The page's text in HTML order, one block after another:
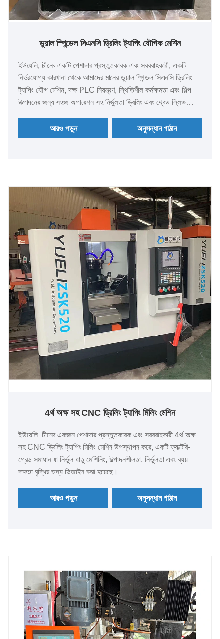
ডুয়াল স্পিন্ডেল সিএনসি ড্রিলিং ট্যাপিং যৌগিক মেশিন
ইউয়েলি, চীনের একটি পেশাদার প্রস্তুতকারক এবং সরবরাহকারী, একটি
নির্ভরযোগ্য কারখানা থেকে আমাদের মানের ডুয়াল স্পিন্ডল সিএনসি ড্রিলিং
ট্যাপিং যৌগ মেশিন, দক্ষ PLC নিয়ন্ত্রণ, স্থিতিশীল কর্মক্ষমতা এবং শিল্প
উত্পাদনের জন্য সহজ অপারেশন সহ নির্ভুলতা ড্রিলিং এবং থ্রেড স্লিভ
আরও পড়ুন
অনুসন্ধান পাঠান
4র্থ অক্ষ সহ CNC ড্রিলিং ট্যাপিং মিলিং মেশিন
ইউয়েলি, চীনের একজন পেশাদার প্রস্তুতকারক এবং সরবরাহকারী 4র্থ অক্ষ
সহ CNC ড্রিলিং ট্যাপিং মিলিং মেশিন উপস্থাপন করে, একটি ফ্যাক্টরি-
গ্রেড সমাধান যা নির্ভুল ধাতু মেশিনিং, উত্পাদনশীলতা, নির্ভুলতা এবং ব্যয়
দক্ষতা বৃদ্ধির জন্য ডিজাইন করা হয়েছে।
আরও পড়ুন অনুসন্ধান পাঠান